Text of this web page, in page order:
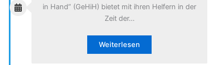
in Hand” (GeHiH) bietet mit ihren Helfern in der
Zeit der…
Weiterlesen